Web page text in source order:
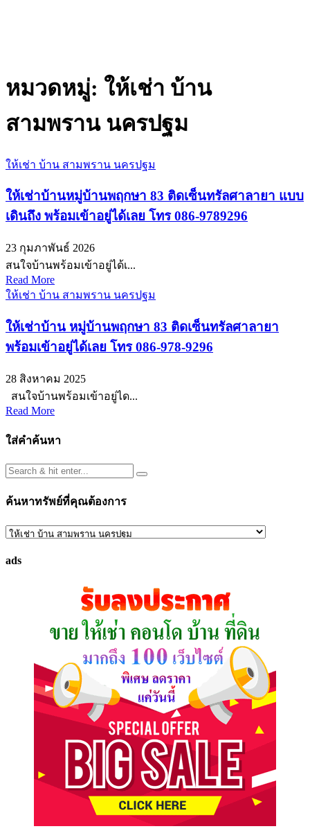
หมวดหมู่: ให้เช่า บ้าน
สามพราน นครปฐม
ให้เช่า บ้าน สามพราน นครปฐม
ให้เช่าบ้านหมู่บ้านพฤกษา 83 ติดเซ็นทรัลศาลายา แบบ
เดินถึง พร้อมเข้าอยู่ได้เลย โทร 086-9789296
23 กุมภาพันธ์ 2026
สนใจบ้านพร้อมเข้าอยู่ได้เ...
Read More
ให้เช่า บ้าน สามพราน นครปฐม
ให้เช่าบ้าน หมู่บ้านพฤกษา 83 ติดเซ็นทรัลศาลายา
พร้อมเข้าอยู่ได้เลย โทร 086-978-9296
28 สิงหาคม 2025
สนใจบ้านพร้อมเข้าอยู่ได...
Read More
ใส่คำค้นหา
ค้นหาทรัพย์ที่คุณต้องการ
ค้นหา
ที่
ads